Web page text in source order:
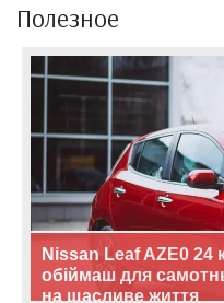
Полезное
Nissan Leaf AZE0 24
обіймаш для
на щасливе життя